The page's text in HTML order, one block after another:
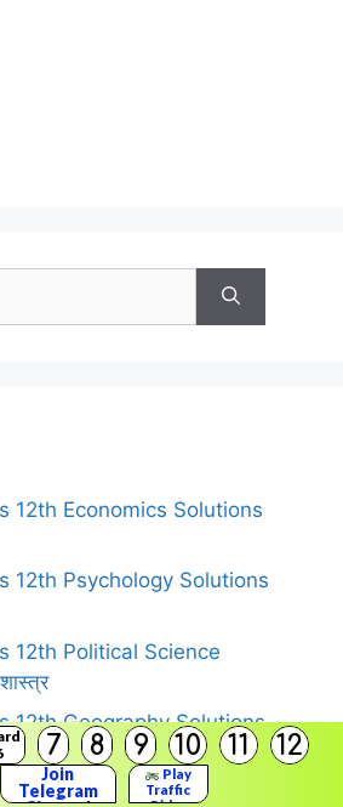
7 8 9 10 11 12
Join
Telegram
Play
Traffic
12th Economics Solutions
12th Psychology Solutions
12th Political Science
12th Geography Solutions
11th Books Solutions